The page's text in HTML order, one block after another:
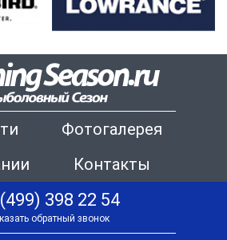
Фотогалерея
Контакты
398 22 54
обратный звонок